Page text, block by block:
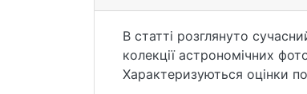
В статті розглянуто
колекції астрономічних
Характеризуються оцінки